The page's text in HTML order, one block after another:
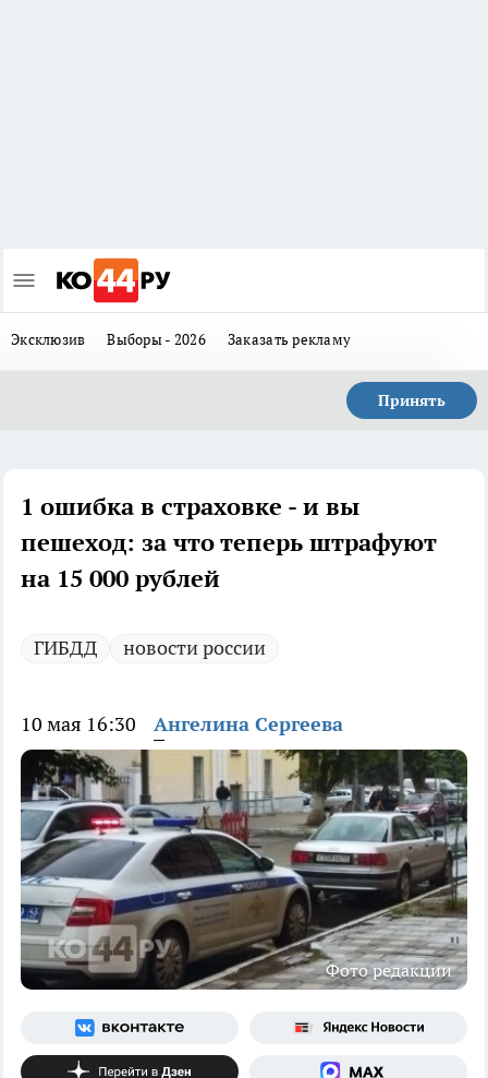
Эксклюзив Выборы - 2026 Заказать рекламу
Принять
1 ошибка в страховке - и вы
пешеход: за что теперь штрафуют
на 15 000 рублей
ГИБДД новости россии
10 мая 16:30 Ангелина Сергеева
Фото редакции